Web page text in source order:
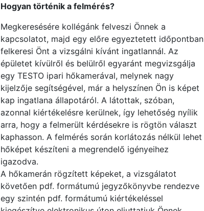
Hogyan történik a felmérés?
Megkeresésére kollégánk felveszi Önnek a
kapcsolatot, majd egy előre egyeztetett időpontban
felkeresi Önt a vizsgálni kívánt ingatlannál. Az
épületet kívülről és belülről egyaránt megvizsgálja
egy TESTO ipari hőkamerával, melynek nagy
kijelzője segítségével, már a helyszínen Ön is képet
kap ingatlana állapotáról. A látottak, szóban,
azonnal kiértékelésre kerülnek, így lehetőség nyílik
arra, hogy a felmerült kérdésekre is rögtön választ
kaphasson. A felmérés során korlátozás nélkül lehet
hőképet készíteni a megrendelő igényeihez
igazodva.
A hőkamerán rögzített képeket, a vizsgálatot
követően pdf. formátumú jegyzőkönyvbe rendezve
egy szintén pdf. formátumú kiértékeléssel